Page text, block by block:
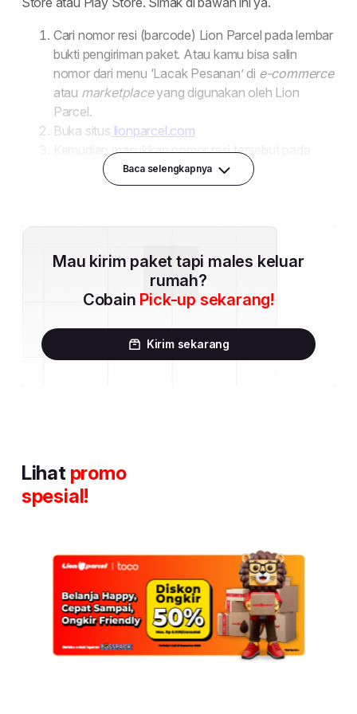
Baca selengkapnya
Mau kirim paket tapi males keluar
rumah?
Cobain Pick-up sekarang!
Kirim sekarang
Lihat promo
spesial!